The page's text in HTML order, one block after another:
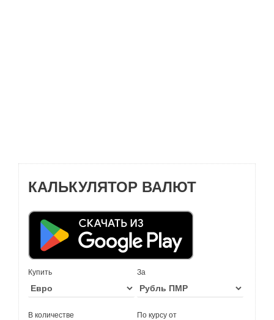
КАЛЬКУЛЯТОР ВАЛЮТ
Купить За
В количестве По курсу от